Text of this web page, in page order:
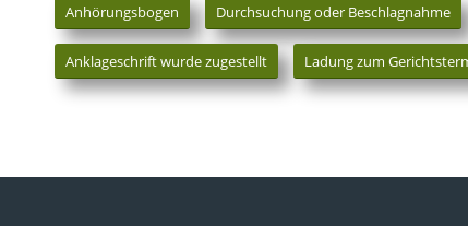
Anhörungsbogen Durchsuchung oder Beschlagnahme
Anklageschrift wurde zugestellt Ladung zum